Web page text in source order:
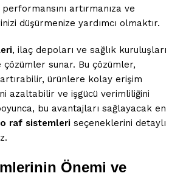
artırmanıza ve
düşürmenize yardımcı olmaktır.
, ilaç depoları ve sağlık kuruluşları
sunar. Bu çözümler,
ürünlere kolay erişim
azaltabilir ve işgücü verimliliğini
bu avantajları sağlayacak en
raf sistemleri seçeneklerini detaylı
Önemi ve